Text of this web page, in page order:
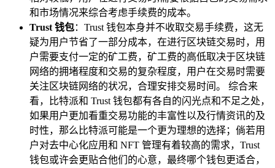
和市场情况来综合考虑手续费的成本。
Trust 钱包：Trust 钱包本身并不收取交易手续费，这无
疑为用户节省了一部分成本，在进行区块链交易时，用
户需要支付一定的矿工费，矿工费的高低取决于区块链
网络的拥堵程度和交易的复杂程度，用户在交易时需要
关注区块链网络的状况，合理安排交易时间。 综合来
看，比特派和 Trust 钱包都有各自的闪光点和不足之处，
如果用户更加看重交易功能的丰富性以及行情资讯的及
时性，那么比特派可能是一个更为理想的选择；倘若用
户对去中心化应用和 NFT 管理有着较高的需求，Trust
钱包或许会更贴合他们的心意，最终哪个钱包更适合，